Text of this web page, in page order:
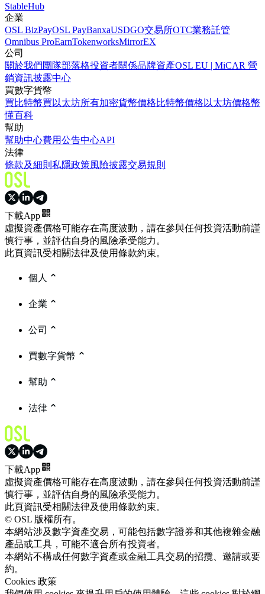
StableHub
企業
OSL BizPayOSL PayBanxaUSDGO交易所OTC業務託管
Omnibus ProEarnTokenworksMirrorEX
公司
關於我們 團隊部落格投資者關係品牌資產OSL EU | MiCAR 營
銷資訊披露中心
買數字貨幣
買比特幣買以太坊所有加密貨幣價格比特幣價格 以太坊價格幣
懂百科
幫助
幫助中心費用公告中心API
法律
條款及細則 私隱政策風險披露交易規則
下載App
虛擬資產價格可能存在高度波動，請在參與任何投資活動前謹
慎行事，並評估自身的風險承受能力。
此頁資訊受相關法律及使用條款約束。
個人
企業
公司
買數字貨幣
幫助
法律
下載App
虛擬資產價格可能存在高度波動，請在參與任何投資活動前謹
慎行事，並評估自身的風險承受能力。
此頁資訊受相關法律及使用條款約束。
© OSL 版權所有。
本網站涉及數字資產交易，可能包括數字證券和其他複雜金融
產品或工具，可能不適合所有投資者。
本網站不構成任何數字資產或金融工具交易的招攬、邀請或要
約。
Cookies 政策